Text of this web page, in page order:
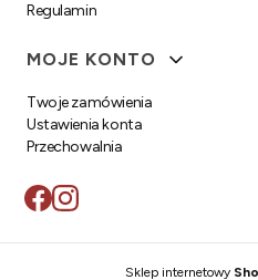
Regulamin
MOJE KONTO
Twoje zamówienia
Ustawienia konta
Przechowalnia
Sklep internetowy